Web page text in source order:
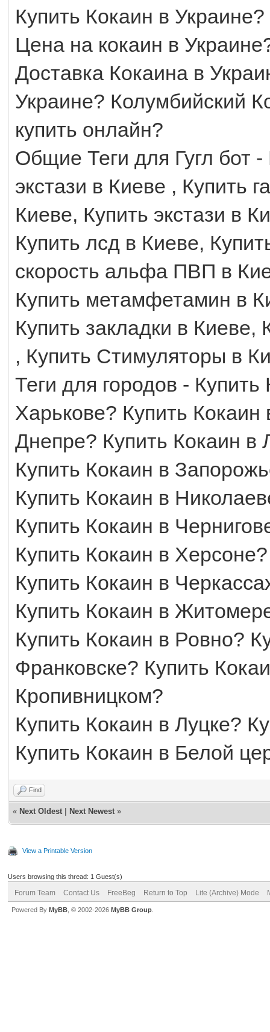
Купить Кокаин в
Цена на кокаин в
Доставка Кокаина в
Украине? Колумбийский
купить онлайн?
Общие Теги для Гугл бот
экстази в Киеве , Купить
Киеве, Купить экстази в
Купить лсд в Киеве,
скорость альфа ПВП в
Купить метамфетамин в
Купить закладки в
, Купить Стимуляторы в
Теги для городов -
Харькове? Купить
Днепре? Купить Кокаин в
Купить Кокаин в
Купить Кокаин в
Купить Кокаин в
Купить Кокаин в
Купить Кокаин в
Купить Кокаин в
Купить Кокаин в Ровно?
Франковске? Купить
Кропивницком?
Купить Кокаин в Луцке?
Купить Кокаин в Белой
Find
« Next Oldest Next Newest »
View a Printable Version
Users browsing this thread: 1 Guest(s)
Forum Team Contact Us FreeBeg Return to Top Lite (Archive) Mode
Powered By MyBB , © 2002-2026 MyBB Group